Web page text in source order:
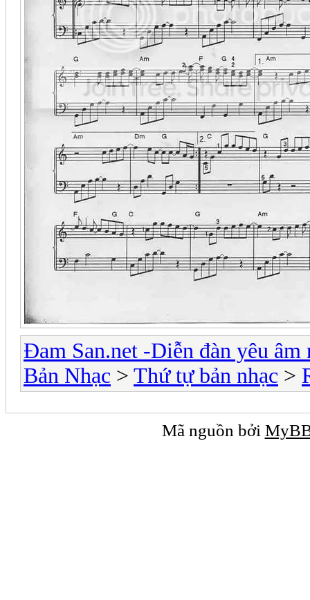
Đam San.net -Diễn đàn yêu âm
Bản Nhạc > Thứ tự bản nhạc >
Mã nguồn bởi